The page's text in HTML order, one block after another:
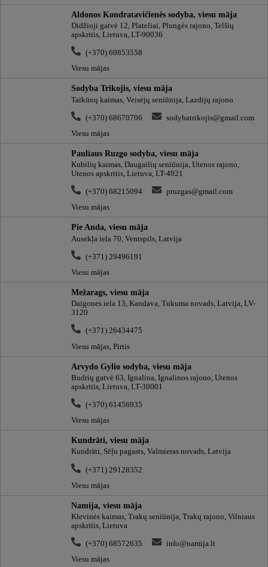
Aldonos Kondratavičienės sodyba, viesu māja
Didžioji gatvė 12, Plateliai, Plungės rajono, Telšių
apskritis, Lietuva, LT-90036
(+370) 69853558
Viesu mājas
Sodyba Trikojis, viesu māja
Taikūnų kaimas, Veisėjų seniūnija, Lazdijų rajono
(+370) 68670706
sodybatrikojis@gmail.com
Viesu mājas
Pauliaus Ruzgo sodyba, viesu māja
Kubilių kaimas, Daugailių seniūnija, Utenos rajono,
Utenos apskritis, Lietuva, LT-4921
(+370) 68215094
pruzgas@gmail.com
Viesu mājas
Pie Anda, viesu māja
Ausekļa iela 70, Ventspils, Latvija
(+371) 29496191
Viesu mājas
Mežarags, viesu māja
Daigones iela 13, Kandava, Tukuma novads, Latvija, LV-
3120
(+371) 26434475
Viesu mājas, Pirtis
Arvydo Gylio sodyba, viesu māja
Budrių gatvė 63, Ignalina, Ignalinos rajono, Utenos
apskritis, Lietuva, LT-30001
(+370) 61456935
Viesu mājas
Kundrāti, viesu māja
Kundrāti, Sēļu pagasts, Valmieras novads, Latvija
(+371) 29128352
Viesu mājas
Namija, viesu māja
Klevinės kaimas, Trakų seniūnija, Trakų rajono, Vilniaus
apskritis, Lietuva
(+370) 68572635
info@namija.lt
Viesu mājas